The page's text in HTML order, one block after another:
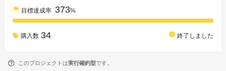
flag 目標達成率 373%
購入数 34 watch_later 終了しました
このプロジェクトは実行確約型です。